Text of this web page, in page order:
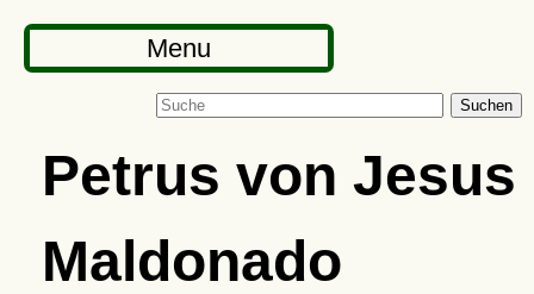
Menu
Suchen
Petrus von Jesus
Maldonado